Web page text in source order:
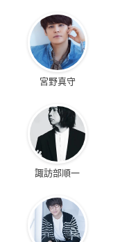
宮野真守
諏訪部順一